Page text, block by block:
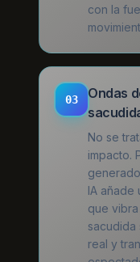
con la
03
Ondas
No se
impacto.
IA añade
que
sacudida
real y